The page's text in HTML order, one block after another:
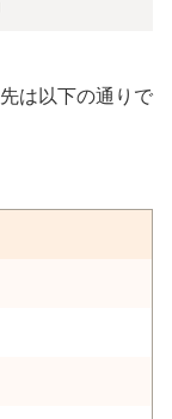
は以下の通りで